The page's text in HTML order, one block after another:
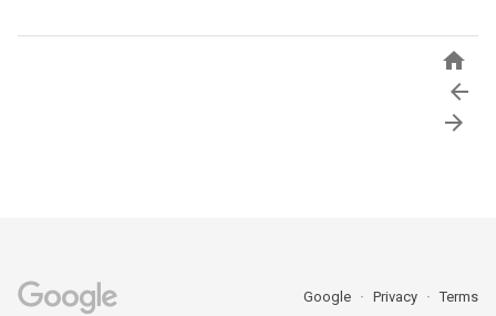



Google Privacy Terms